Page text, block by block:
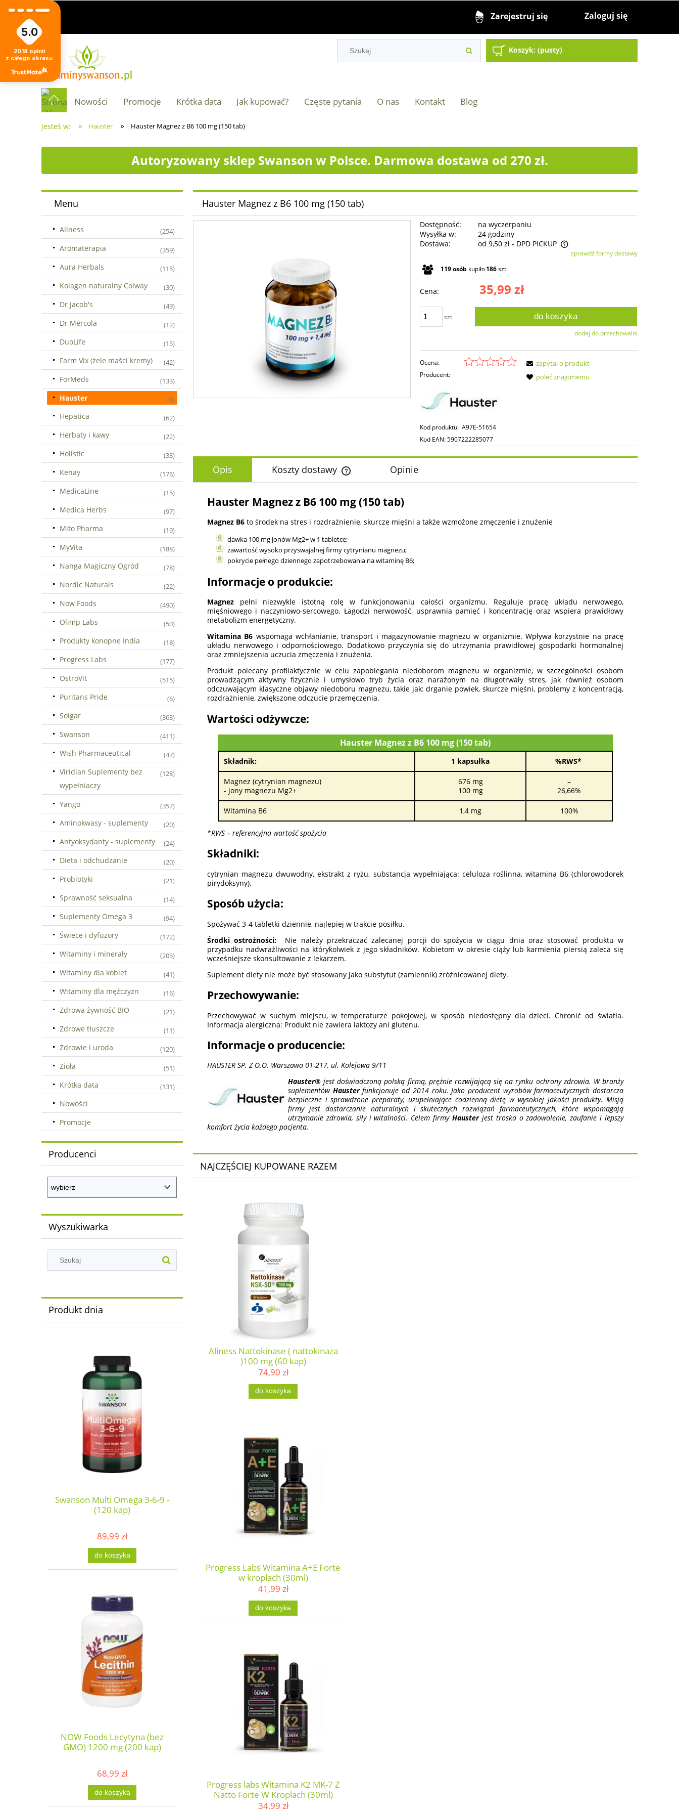
Zarejestruj się Zaloguj się
Koszyk: (pusty)
Nowości Promocje Krótka data Jak kupować? Częste pytania O nas Kontakt Blog
Jesteś w: » Hauster » Hauster Magnez z B6 100 mg (150 tab)
Autoryzowany sklep Swanson w Polsce. Darmowa dostawa od 270 zł.
Menu
Aliness (254)
Aromaterapia (359)
Aura Herbals (115)
Kolagen naturalny Colway (30)
Dr Jacob's (49)
Dr Mercola (12)
DuoLife (15)
Farm Vix (żele maści kremy) (42)
ForMeds (133)
Hauster (6)
Hepatica (62)
Herbaty i kawy (22)
Holistic (33)
Kenay (176)
MedicaLine (15)
Medica Herbs (97)
Mito Pharma (19)
MyVita (188)
Nanga Magiczny Ogród (78)
Nordic Naturals (22)
Now Foods (490)
Olimp Labs (50)
Produkty konopne India (18)
Progress Labs (177)
OstroVit (515)
Puritans Pride (6)
Solgar (363)
Swanson (411)
Wish Pharmaceutical (47)
Viridian Suplementy bez
wypełniaczy
(128)
Yango (357)
Aminokwasy - suplementy (20)
Antyoksydanty - suplementy (24)
Dieta i odchudzanie (20)
Probiotyki (21)
Sprawność seksualna (14)
Suplementy Omega 3 (94)
Świece i dyfuzory (172)
Witaminy i minerały (205)
Witaminy dla kobiet (41)
Witaminy dla mężczyzn (16)
Zdrowa żywność BIO (21)
Zdrowe tłuszcze (11)
Zdrowie i uroda (120)
Zioła (51)
Krótka data (131)
Nowości
Promocje
Producenci
Wyszukiwarka
Produkt dnia
Swanson Multi Omega 3-6-9 -
(120 kap)
89,99 zł
do koszyka
NOW Foods Lecytyna (bez
GMO) 1200 mg (200 kap)
68,99 zł
do koszyka
Hauster Magnez z B6 100 mg (150 tab)
Dostępność:
na wyczerpaniu
Wysyłka w:
24 godziny
Dostawa:
od 9,50 zł - DPD PICKUP
Cena nie zawiera ewentualnych kosztów
płatności
sprawdź formy dostawy
119osób kupiło186szt.
Cena: 35,99 zł
szt. do koszyka
dodaj do przechowalni
Ocena:
Producent:
Kod produktu: A97E-51654
Kod EAN:5907222285077
zapytaj o produkt
poleć znajomemu
Opis Koszty dostawy
Cena nie zawiera ewentualnych kosztów
płatności
Opinie
Hauster Magnez z B6 100 mg (150 tab)
Magnez B6 to środek na stres i rozdrażnienie, skurcze mięśni a także wzmożone zmęczenie i znużenie
dawka 100 mg jonów Mg2+ w 1 tabletce;
zawartość wysoko przyswajalnej firmy cytrynianu magnezu;
pokrycie pełnego dziennego zapotrzebowania na witaminę B6;
Informacje o produkcie:
Magnez pełni niezwykle istotną rolę w funkcjonowaniu całości organizmu. Reguluje pracę układu nerwowego,
mięśniowego i naczyniowo-sercowego. Łagodzi nerwowość, usprawnia pamięć i koncentrację oraz wspiera prawidłowy
metabolizm energetyczny.
Witamina B6 wspomaga wchłanianie, transport i magazynowanie magnezu w organizmie. Wpływa korzystnie na pracę
układu nerwowego i odpornościowego. Dodatkowo przyczynia się do utrzymania prawidłowej gospodarki hormonalnej
oraz zmniejszenia uczucia zmęczenia i znużenia.
Produkt polecany profilaktycznie w celu zapobiegania niedoborom magnezu w organizmie, w szczególności osobom
prowadzącym aktywny fizycznie i umysłowo tryb życia oraz narażonym na długotrwały stres, jak również osobom
odczuwającym klasyczne objawy niedoboru magnezu, takie jak: drganie powiek, skurcze mięśni, problemy z koncentracją,
rozdrażnienie, zwiększone odczucie przemęczenia.
Wartości odżywcze:
Hauster Magnez z B6 100 mg (150 tab)
Składnik: 1 kapsułka %RWS*
Magnez (cytrynian magnezu)
- jony magnezu Mg2+
676 mg
100 mg
–
26,66%
Witamina B6 1,4 mg 100%
*RWS – referencyjna wartość spożycia
Składniki:
cytrynian magnezu dwuwodny, ekstrakt z ryżu, substancja wypełniająca: celuloza roślinna, witamina B6 (chlorowodorek
pirydoksyny).
Sposób użycia:
Spożywać 3-4 tabletki dziennie, najlepiej w trakcie posiłku.
Środki ostrożności: Nie należy przekraczać zalecanej porcji do spożycia w ciągu dnia oraz stosować produktu w
przypadku nadwrażliwości na którykolwiek z jego składników. Kobietom w okresie ciąży lub karmienia piersią zaleca się
wcześniejsze skonsultowanie z lekarzem.
Suplement diety nie może być stosowany jako substytut (zamiennik) zróżnicowanej diety.
Przechowywanie:
Przechowywać w suchym miejscu, w temperaturze pokojowej, w sposób niedostępny dla dzieci. Chronić od światła.
Informacja alergiczna: Produkt nie zawiera laktozy ani glutenu.
Informacje o producencie:
HAUSTER SP. Z O.O. Warszawa 01-217, ul. Kolejowa 9/11
Hauster® jest doświadczoną polską firmą, prężnie rozwijającą się na rynku ochrony zdrowia. W branży
suplementów Hausterfunkcjonuje od 2014 roku. Jako producent wyrobów farmaceutycznych dostarcza
bezpieczne i sprawdzone preparaty, uzupełniające codzienną dietę w wysokiej jakości produkty. Misją
firmy jest dostarczanie naturalnych i skutecznych rozwiązań farmaceutycznych, które wspomagają
utrzymanie zdrowia, siły i witalności. Celem firmyHausterjest troska o zadowolenie, zaufanie i lepszy
komfort życia każdego pacjenta.
NAJCZĘŚCIEJ KUPOWANE RAZEM
Aliness Nattokinase ( nattokinaza
)100 mg (60 kap)
74,90 zł
do koszyka
Progress Labs Witamina A+E Forte
w kroplach (30ml)
41,99 zł
do koszyka
Progress labs Witamina K2 MK-7 Z
Natto Forte W Kroplach (30ml)
34,99 zł
5.0
2018 opinii
z całego okresu